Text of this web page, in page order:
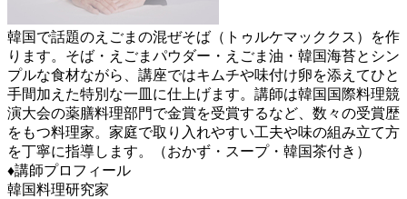
韓国で話題のえごまの混ぜそば（トゥルケマッククス）を作
ります。そば・えごまパウダー・えごま油・韓国海苔とシン
プルな食材ながら、講座ではキムチや味付け卵を添えてひと
手間加えた特別な一皿に仕上げます。講師は韓国国際料理競
演大会の薬膳料理部門で金賞を受賞するなど、数々の受賞歴
をもつ料理家。家庭で取り入れやすい工夫や味の組み立て方
を丁寧に指導します。（おかず・スープ・韓国茶付き）
♦講師プロフィール
韓国料理研究家